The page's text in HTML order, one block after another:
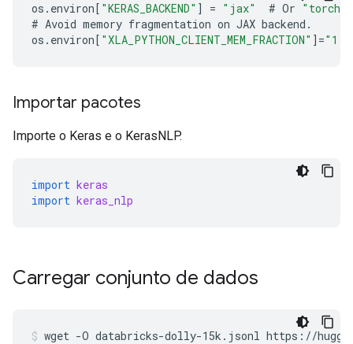
os . environ[ "KERAS_BACKEND" ] = "jax" # Or "torch"
# Avoid memory fragmentation on JAX backend .
os . environ[ "XLA_PYTHON_CLIENT_MEM_FRACTION" ] =
Importar pacotes
Importe o Keras e o KerasNLP.
import keras
import keras_nlp
Carregar conjunto de dados
wget -O databricks-dolly-15k.jsonl https://